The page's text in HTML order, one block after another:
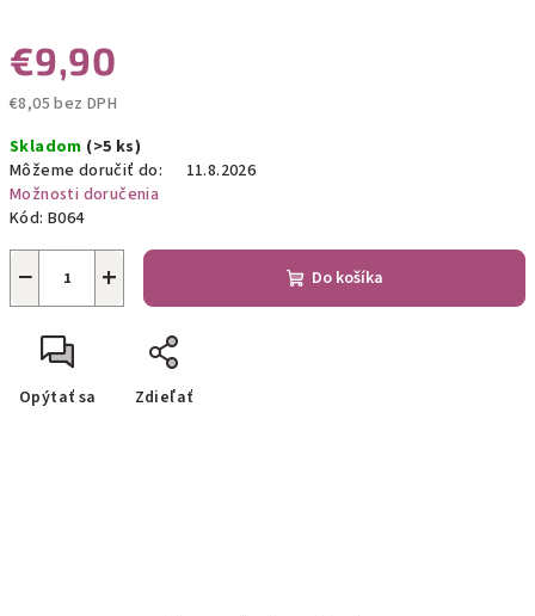
€9,90
€8,05 bez DPH
cena:
Skladom (>5 ks)
Môžeme doručiť do:
11.8.2026
Možnosti doručenia
Kód: B064
+
− Do košíka
Opýtať sa Zdieľať